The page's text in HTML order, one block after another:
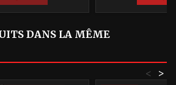
DANS LA MÊME
>
<